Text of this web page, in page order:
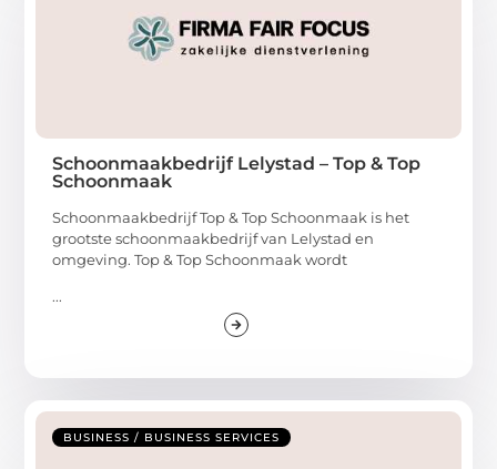
Schoonmaakbedrijf Lelystad – Top & Top
Schoonmaak
Schoonmaakbedrijf Top & Top Schoonmaak is het
grootste schoonmaakbedrijf van Lelystad en
omgeving. Top & Top Schoonmaak wordt
...
BUSINESS / BUSINESS SERVICES